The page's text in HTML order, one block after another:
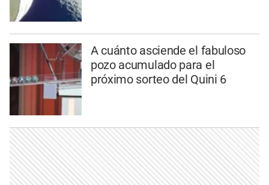
A cuánto asciende el fabuloso
pozo acumulado para el
próximo sorteo del Quini 6